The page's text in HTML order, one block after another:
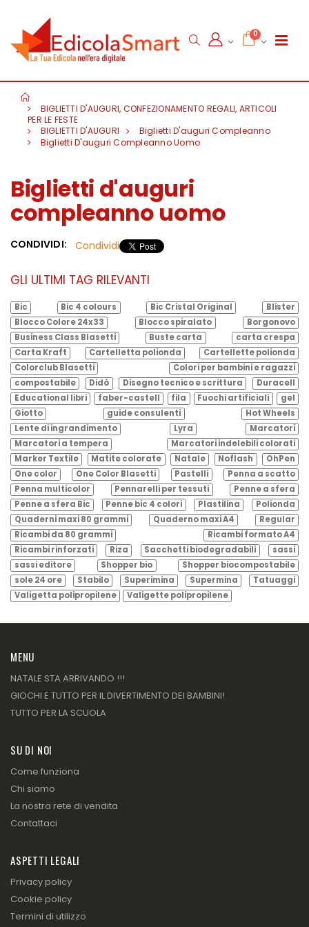
0
BIGLIETTI D'AUGURI, CONFEZIONAMENTO REGALI, ARTICOLI
PER LE FESTE
BIGLIETTI D'AUGURI
Biglietti D'auguri Compleanno
Biglietti D'auguri Compleanno Uomo
Biglietti d'auguri
compleanno uomo
CONDIVIDI: Condividi
GLI ULTIMI TAG RILEVANTI
Bic Bic 4 colours Bic Cristal Original
Blister
Blocco Colore 24x33
Blocco spiralato
Borgonovo
Business Class Blasetti
Buste carta
carta crespa
Carta Kraft
Cartelletta polionda
Cartellette polionda
Colorclub Blasetti
Colori per bambini e ragazzi
compostabile
Didò Disegno tecnico e scrittura
Duracell
Educational libri
faber-castell fila Fuochi artificiali
gel
Giotto
guide consulenti
Hot Wheels
Lente di ingrandimento
Lyra
Marcatori
Marcatori a tempera
Marcatori indelebili colorati
Marker Textile
Matite colorate Natale Noflash
OhPen
One color
One Color Blasetti Pastelli
Penna a scatto
Penna multicolor
Pennarelli per tessuti
Penne a sfera
Penne a sfera Bic
Penne bic 4 colori Plastilina
Polionda
Quaderni maxi 80 grammi
Quaderno maxi A4
Regular
Ricambi da 80 grammi
Ricambi formato A4
Ricambi rinforzati
Riza Sacchetti biodegradabili
sassi
sassi editore
Shopper bio
Shopper biocompostabile
sole 24 ore
Stabilo Superimina Supermina
Tatuaggi
Valigetta polipropilene
Valigette polipropilene
MENU
NATALE STA ARRIVANDO !!!
GIOCHI E TUTTO PER IL DIVERTIMENTO DEI BAMBINI!
TUTTO PER LA SCUOLA
SU DI NOI
Come funziona
Chi siamo
La nostra rete di vendita
Contattaci
ASPETTI LEGALI
Privacy policy
Cookie policy
Termini di utilizzo